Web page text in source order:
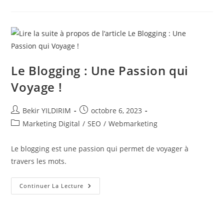
Les
Réseaux
Réputation
Le Blogging : Une Passion qui
Voyage !
Auteur/autrice
de
Bekir YILDIRIM
Publication
publiée :
octobre 6, 2023
PostMarketing Digital / SEO / Webmarketing
Le blogging est une passion qui permet de voyager à
travers les mots.
Continuer La Lecture Le
Blogging